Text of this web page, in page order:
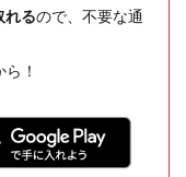
れるので、不要な通
！